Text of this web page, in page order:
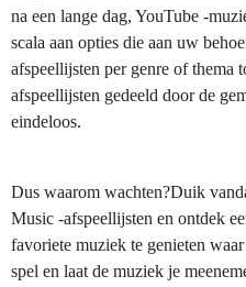
na een lange dag, YouTube -
scala aan opties die aan uw
afspeellijsten per genre of thema
afspeellijsten gedeeld door de
eindeloos.
Dus waarom wachten?Duik
Music -afspeellijsten en ontdek
favoriete muziek te genieten
spel en laat de muziek je